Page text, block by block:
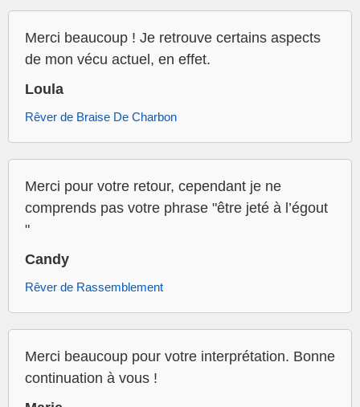
Merci beaucoup ! Je retrouve certains aspects
de mon vécu actuel, en effet.
Loula
Rêver de Braise De Charbon
Merci pour votre retour, cependant je ne
comprends pas votre phrase "être jeté à l’égout
"
Candy
Rêver de Rassemblement
Merci beaucoup pour votre interprétation. Bonne
continuation à vous !